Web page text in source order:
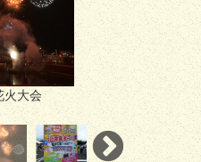
火大会